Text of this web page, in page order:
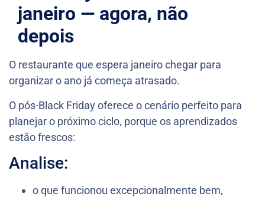
janeiro — agora, não
depois
O restaurante que espera janeiro chegar para
organizar o ano já começa atrasado.
O pós-Black Friday oferece o cenário perfeito para
planejar o próximo ciclo, porque os aprendizados
estão frescos:
Analise:
o que funcionou excepcionalmente bem,